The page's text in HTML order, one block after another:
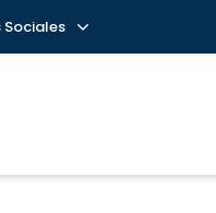
Sociales